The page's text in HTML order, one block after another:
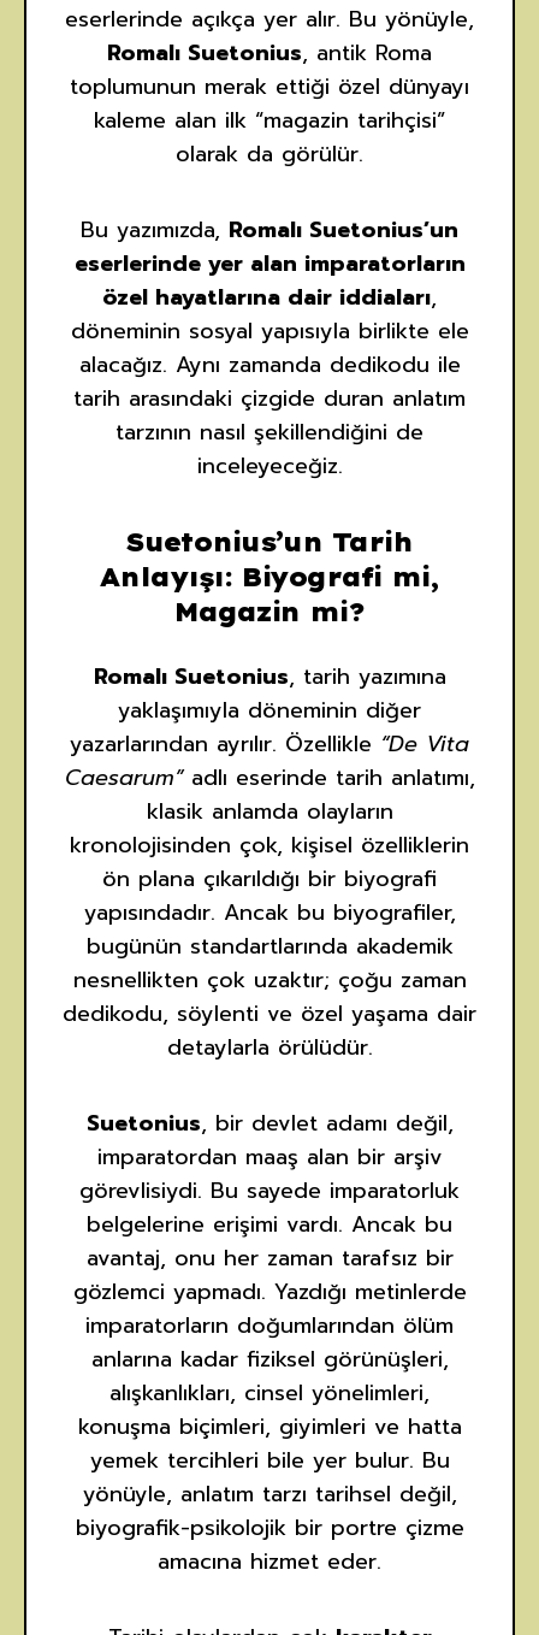
eserlerinde açıkça yer alır. Bu yönüyle,
Romalı Suetonius, antik Roma
toplumunun merak ettiği özel dünyayı
kaleme alan ilk “magazin tarihçisi”
olarak da görülür.
Bu yazımızda, Romalı Suetonius’un
eserlerinde yer alan imparatorların
özel hayatlarına dair iddiaları,
döneminin sosyal yapısıyla birlikte ele
alacağız. Aynı zamanda dedikodu ile
tarih arasındaki çizgide duran anlatım
tarzının nasıl şekillendiğini de
inceleyeceğiz.
Suetonius’un Tarih
Anlayışı: Biyografi mi,
Magazin mi?
Romalı Suetonius, tarih yazımına
yaklaşımıyla döneminin diğer
yazarlarından ayrılır. Özellikle “De Vita
Caesarum”adlı eserinde tarih anlatımı,
klasik anlamda olayların
kronolojisinden çok, kişisel özelliklerin
ön plana çıkarıldığı bir biyografi
yapısındadır. Ancak bu biyografiler,
bugünün standartlarında akademik
nesnellikten çok uzaktır; çoğu zaman
dedikodu, söylenti ve özel yaşama dair
detaylarla örülüdür.
Suetonius, bir devlet adamı değil,
imparatordan maaş alan bir arşiv
görevlisiydi. Bu sayede imparatorluk
belgelerine erişimi vardı. Ancak bu
avantaj, onu her zaman tarafsız bir
gözlemci yapmadı. Yazdığı metinlerde
imparatorların doğumlarından ölüm
anlarına kadar fiziksel görünüşleri,
alışkanlıkları, cinsel yönelimleri,
konuşma biçimleri, giyimleri ve hatta
yemek tercihleri bile yer bulur. Bu
yönüyle, anlatım tarzı tarihsel değil,
biyografik-psikolojik bir portre çizme
amacına hizmet eder.